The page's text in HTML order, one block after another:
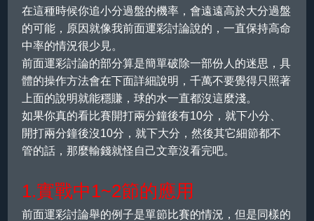
在這種時候你追小分過盤的機率，會遠遠高於大分過盤
的可能，原因就像我前面運彩討論說的，一直保持高命
中率的情況很少見。
前面運彩討論的部分算是簡單破除一部份人的迷思，具
體的操作方法會在下面詳細說明，千萬不要覺得只照著
上面的說明就能穩賺，球的水一直都沒這麼淺。
如果你真的看比賽開打兩分鐘後有10分，就下小分、
開打兩分鐘後沒10分，就下大分，然後其它細節都不
管的話，那麼輸錢就怪自己文章沒看完吧。
1.實戰中1~2節的應用
前面運彩討論舉的例子是單節比賽的情況，但是同樣的